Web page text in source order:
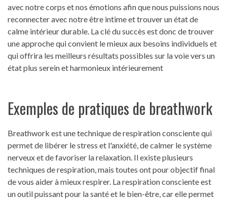
avec notre corps et nos émotions afin que nous puissions nous
reconnecter avec notre être intime et trouver un état de
calme intérieur durable. La clé du succès est donc de trouver
une approche qui convient le mieux aux besoins individuels et
qui offrira les meilleurs résultats possibles sur la voie vers un
état plus serein et harmonieux intérieurement
Exemples de pratiques de breathwork
Breathwork est une technique de respiration consciente qui
permet de libérer le stress et l'anxiété, de calmer le système
nerveux et de favoriser la relaxation. Il existe plusieurs
techniques de respiration, mais toutes ont pour objectif final
de vous aider à mieux respirer. La respiration consciente est
un outil puissant pour la santé et le bien-être, car elle permet